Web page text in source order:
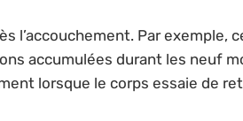
l’accouchement. Par
accumulées durant les neuf
lorsque le corps essaie de